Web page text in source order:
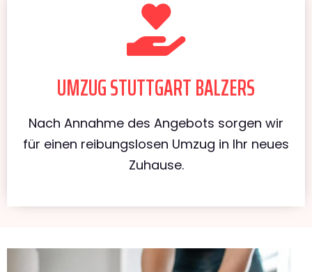
UMZUG STUTTGART BALZERS
Nach Annahme des Angebots sorgen wir
für einen reibungslosen Umzug in Ihr neues
Zuhause.